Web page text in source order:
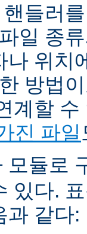
들러
일 종
나 위치
방법
계할
진 파일
모듈로
있다.
과 같다: